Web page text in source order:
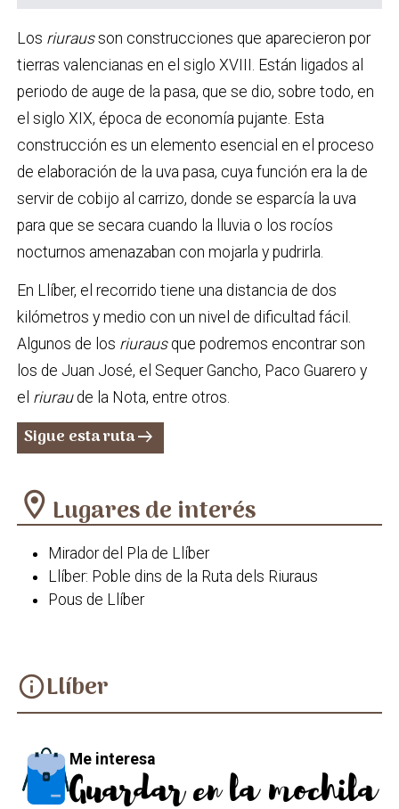
Los riurausson construcciones que aparecieron por
tierras valencianas en el siglo XVIII. Están ligados al
periodo de auge de la pasa, que se dio, sobre todo, en
el siglo XIX, época de economía pujante. Esta
construcción es un elemento esencial en el proceso
de elaboración de la uva pasa, cuya función era la de
servir de cobijo al carrizo, donde se esparcía la uva
para que se secara cuando la lluvia o los rocíos
nocturnos amenazaban con mojarla y pudrirla.
En Llíber, el recorrido tiene una distancia de dos
kilómetros y medio con un nivel de dificultad fácil.
Algunos de los riuraus que podremos encontrar son
los de Juan José, el Sequer Gancho, Paco Guarero y
el riurau de la Nota, entre otros.
Sigue esta rutaarrow_right_alt
location_on Lugares de interés
Mirador del Pla de Llíber
Llíber: Poble dins de la Ruta dels Riuraus
Pous de Llíber
infoLlíber
Me interesa
Guardar en la mochila